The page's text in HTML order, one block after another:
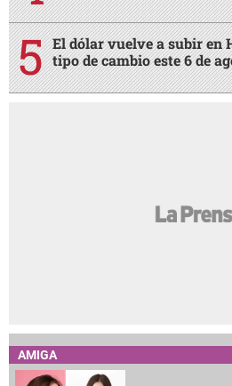
El dólar vuelve a subir en
tipo de cambio este 6 de
AMIGA